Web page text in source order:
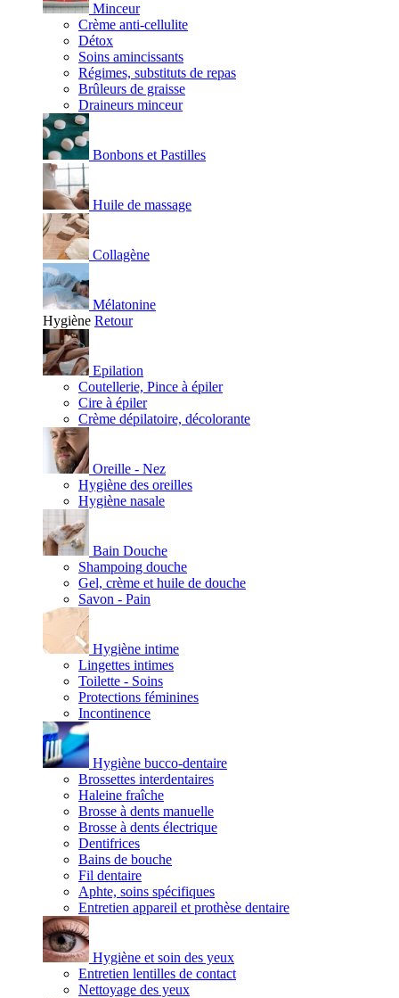
Minceur
Crème anti-cellulite
Détox
Soins amincissants
Régimes, substituts de repas
Brûleurs de graisse
Draineurs minceur
Bonbons et Pastilles
Huile de massage
Collagène
Mélatonine
Hygiène Retour
Epilation
Coutellerie, Pince à épiler
Cire à épiler
Crème dépilatoire, décolorante
Oreille - Nez
Hygiène des oreilles
Hygiène nasale
Bain Douche
Shampoing douche
Gel, crème et huile de douche
Savon - Pain
Hygiène intime
Lingettes intimes
Toilette - Soins
Protections féminines
Incontinence
Hygiène bucco-dentaire
Brossettes interdentaires
Haleine fraîche
Brosse à dents manuelle
Brosse à dents électrique
Dentifrices
Bains de bouche
Fil dentaire
Aphte, soins spécifiques
Entretien appareil et prothèse dentaire
Hygiène et soin des yeux
Entretien lentilles de contact
Nettoyage des yeux